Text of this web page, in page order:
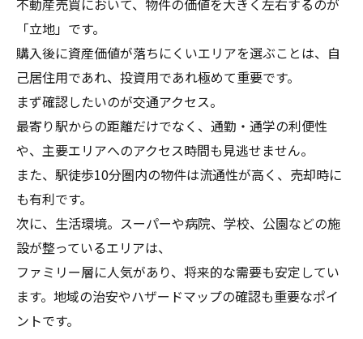
不動産売買において、物件の価値を大きく左右するのが
「立地」です。
購入後に資産価値が落ちにくいエリアを選ぶことは、自
己居住用であれ、投資用であれ極めて重要です。
まず確認したいのが交通アクセス。
最寄り駅からの距離だけでなく、通勤・通学の利便性
や、主要エリアへのアクセス時間も見逃せません。
また、駅徒歩10分圏内の物件は流通性が高く、売却時に
も有利です。
次に、生活環境。スーパーや病院、学校、公園などの施
設が整っているエリアは、
ファミリー層に人気があり、将来的な需要も安定してい
ます。地域の治安やハザードマップの確認も重要なポイ
ントです。